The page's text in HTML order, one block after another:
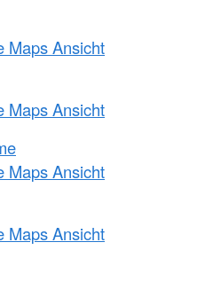
Maps Ansicht
Maps Ansicht
Maps Ansicht
Maps Ansicht